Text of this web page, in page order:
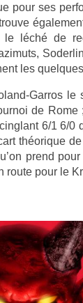
pour ses
le léché de
les quel­ques
Garros le
de
6/1 6/0
théorique
prend
route pour le